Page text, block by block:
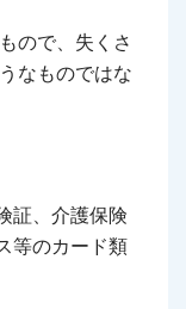
ので、失くさ
なものではな
証、介護保険
等のカード類